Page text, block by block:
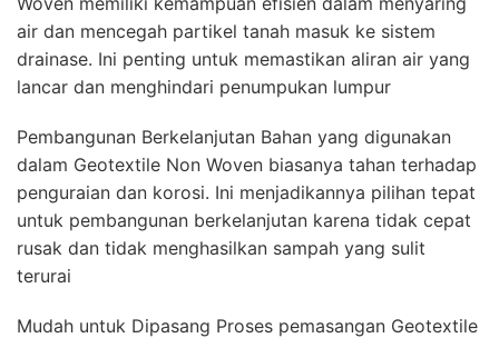
air dan mencegah partikel tanah masuk ke sistem
drainase. Ini penting untuk memastikan aliran air yang
lancar dan menghindari penumpukan lumpur
Pembangunan Berkelanjutan Bahan yang digunakan
dalam Geotextile Non Woven biasanya tahan terhadap
penguraian dan korosi. Ini menjadikannya pilihan tepat
untuk pembangunan berkelanjutan karena tidak cepat
rusak dan tidak menghasilkan sampah yang sulit
terurai
Mudah untuk Dipasang Proses pemasangan Geotextile